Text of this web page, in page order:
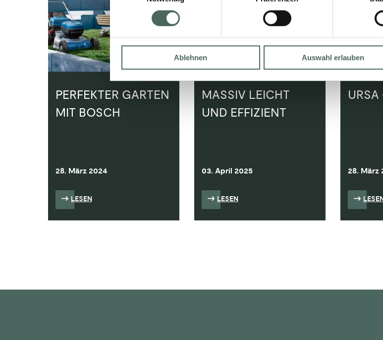
Ablehnen Auswahl erlauben
PERFEKTER GARTEN
MIT BOSCH
28. März 2024
LESEN
MASSIV LEICHT
UND EFFIZIENT
03. April 2025
LESEN
28. März